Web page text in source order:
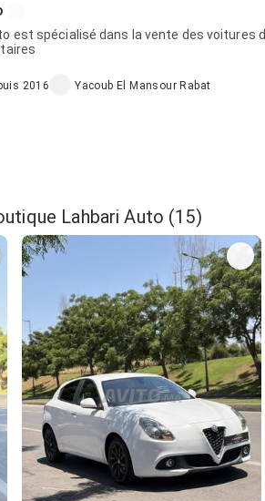
est spécialisé dans la vente des voitures d
2016 Yacoub El Mansour Rabat
Lahbari Auto (15)